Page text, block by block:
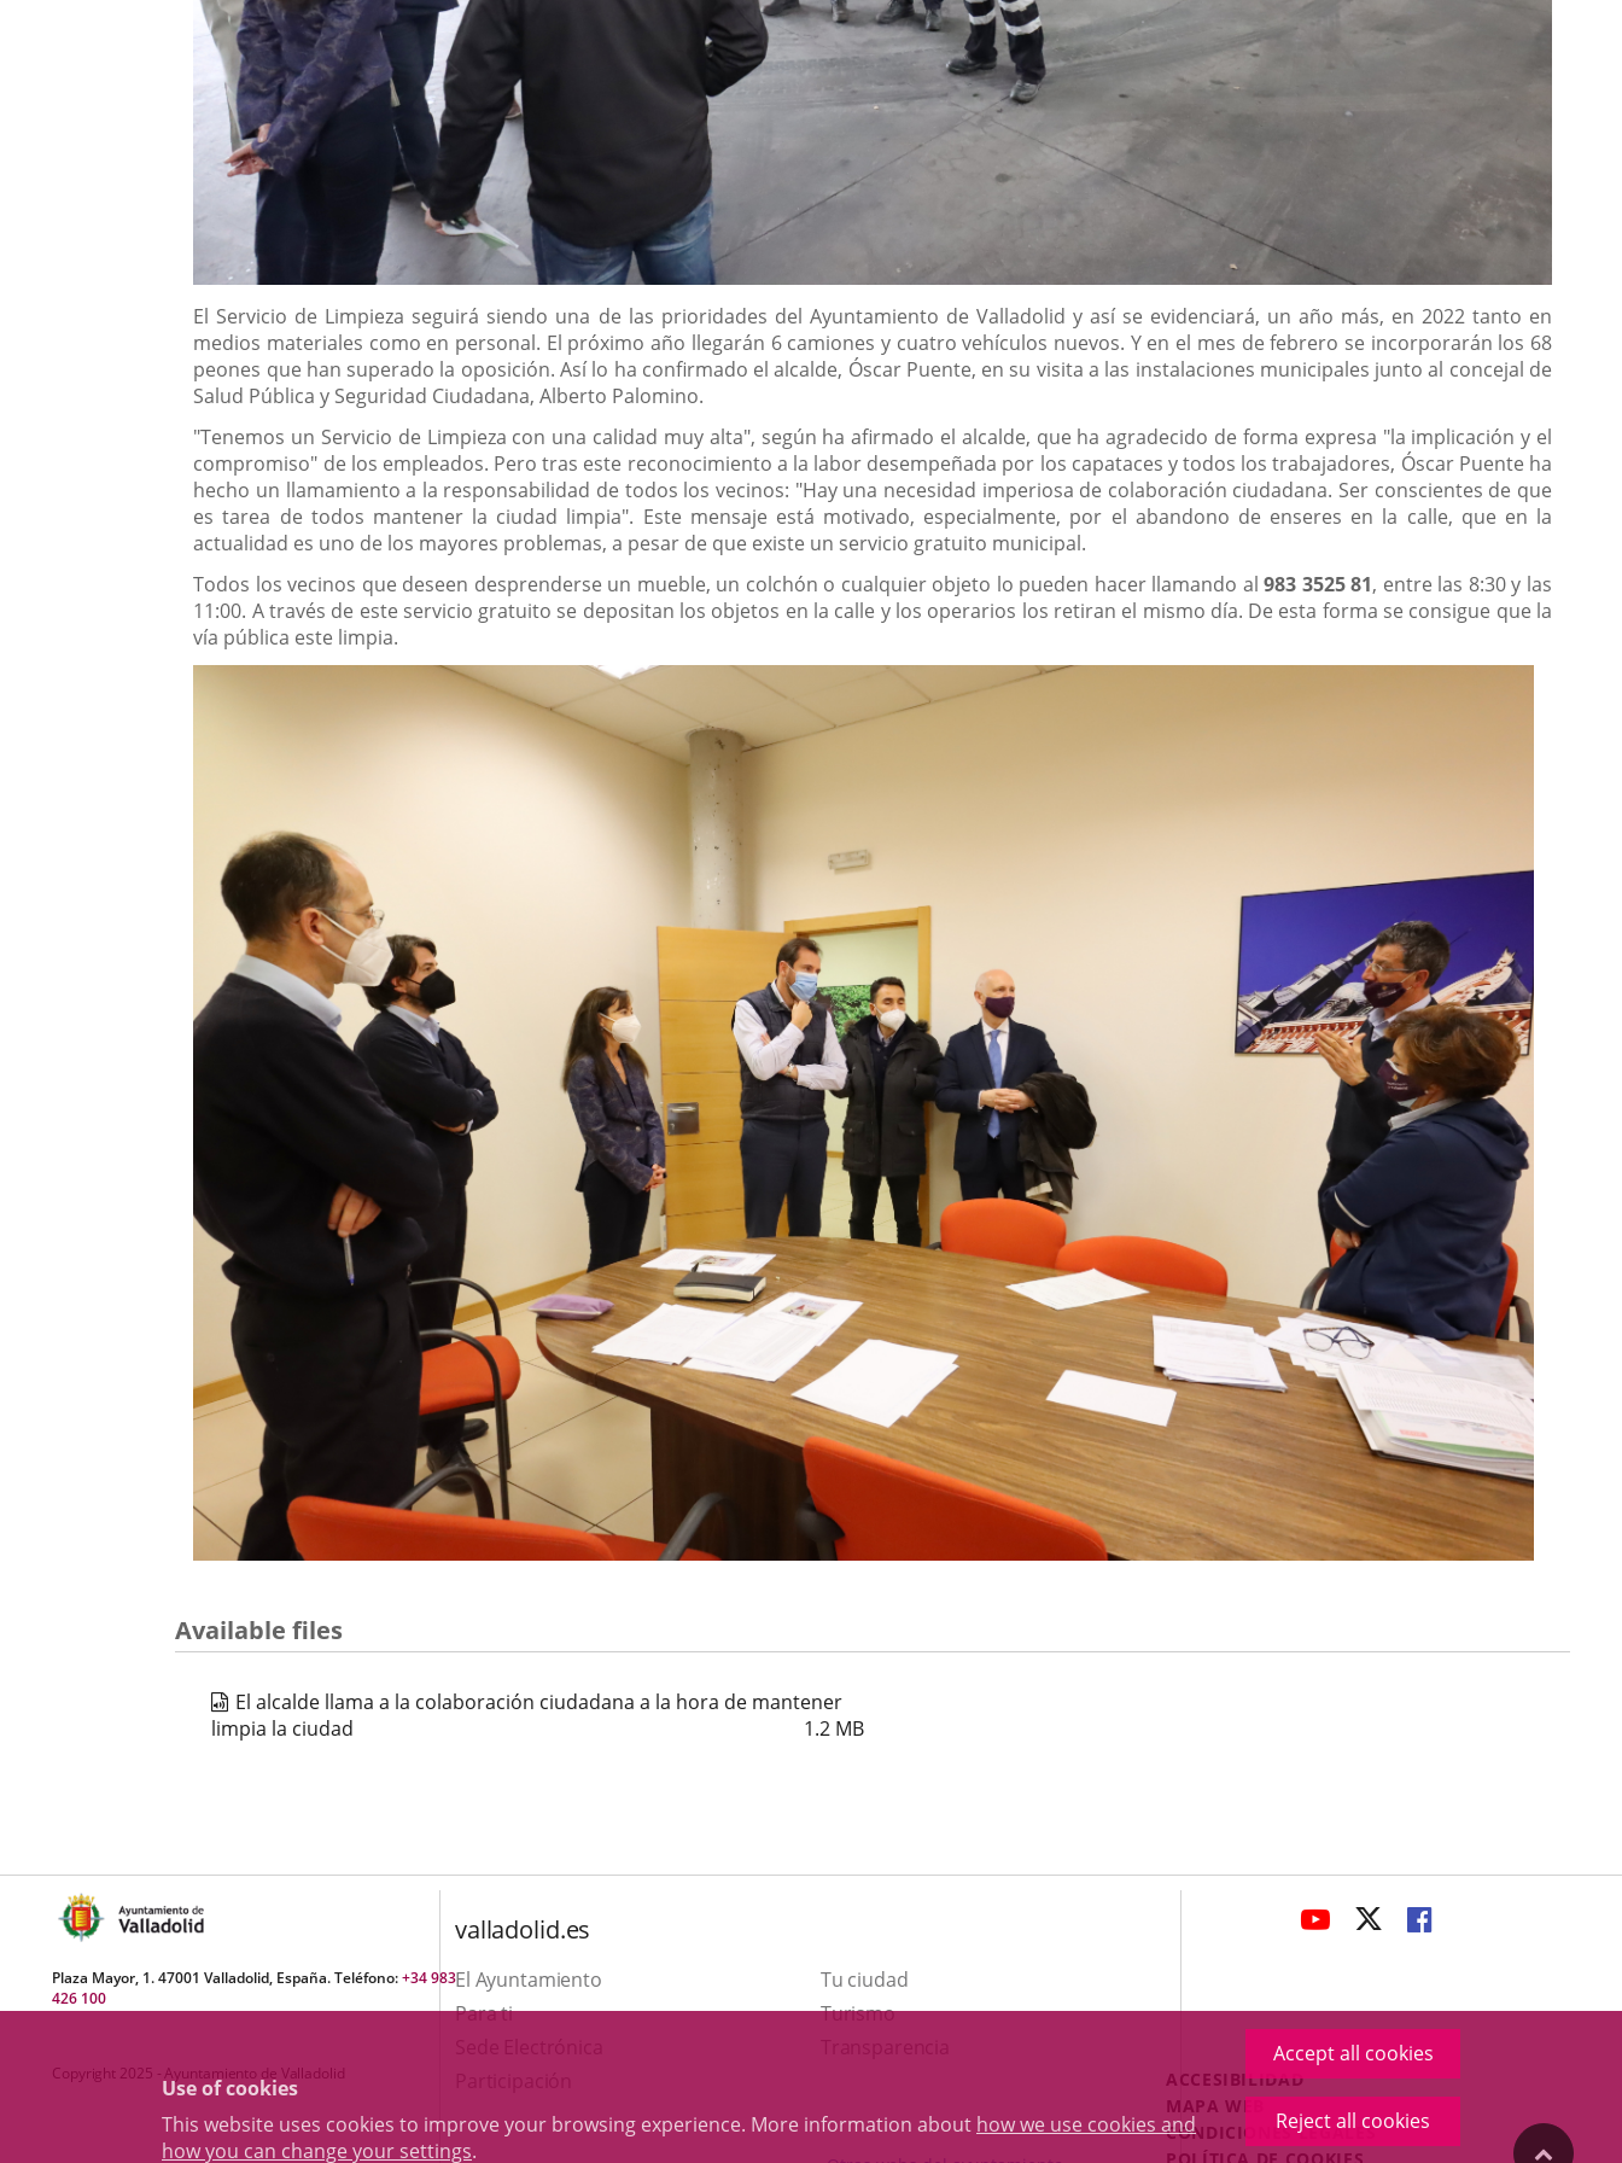
Use of cookies
This website uses cookies to improve your browsing experience. More information about how we use cookies and
how you can change your settings.
Accept all cookies
Reject all cookies
Descripción
El Servicio de Limpieza seguirá siendo una de las prioridades del Ayuntamiento de Valladolid y así se evidenciará, un año más, en 2022 tanto en
medios materiales como en personal. El próximo año llegarán 6 camiones y cuatro vehículos nuevos. Y en el mes de febrero se incorporarán los 68
peones que han superado la oposición. Así lo ha confirmado el alcalde, Óscar Puente, en su visita a las instalaciones municipales junto al concejal de
Salud Pública y Seguridad Ciudadana, Alberto Palomino.
"Tenemos un Servicio de Limpieza con una calidad muy alta", según ha afirmado el alcalde, que ha agradecido de forma expresa "la implicación y el
compromiso" de los empleados. Pero tras este reconocimiento a la labor desempeñada por los capataces y todos los trabajadores, Óscar Puente ha
hecho un llamamiento a la responsabilidad de todos los vecinos: "Hay una necesidad imperiosa de colaboración ciudadana. Ser conscientes de que
es tarea de todos mantener la ciudad limpia". Este mensaje está motivado, especialmente, por el abandono de enseres en la calle, que en la
actualidad es uno de los mayores problemas, a pesar de que existe un servicio gratuito municipal.
Todos los vecinos que deseen desprenderse un mueble, un colchón o cualquier objeto lo pueden hacer llamando al983 3525 81, entre las 8:30 y las
11:00. A través de este servicio gratuito se depositan los objetos en la calle y los operarios los retiran el mismo día. De esta forma se consigue que la
vía pública este limpia.
Available files
El alcalde llama a la colaboración ciudadana a la hora de mantener
limpia la ciudad
1.2 MB
Plaza Mayor, 1. 47001 Valladolid, España. Teléfono:+34 983
426 100
Copyright 2025 - Ayuntamiento de Valladolid
valladolid.es
El Ayuntamiento
Tu ciudad
Para ti
TurismoThis
open
external
LINK
APPLICATION.
LINK
APPLICATION.
LINK
APPLICATION.
Menú
Legal
Footer
ACCESIBILIDAD
MAPA WEB
CONDICIONES LEGALES
"Back